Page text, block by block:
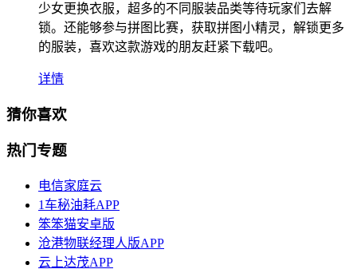
少女更换衣服，超多的不同服装品类等待玩家们去解
锁。还能够参与拼图比赛，获取拼图小精灵，解锁更多
的服装，喜欢这款游戏的朋友赶紧下载吧。
详情
猜你喜欢
热门专题
电信家庭云
1车秘油耗APP
笨笨猫安卓版
沧港物联经理人版APP
云上达茂APP